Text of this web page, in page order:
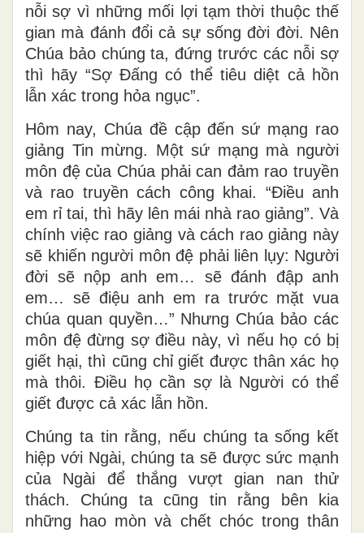
nỗi sợ vì những mối lợi tạm thời thuộc thế
gian mà đánh đổi cả sự sống đời đời. Nên
Chúa bảo chúng ta, đứng trước các nỗi sợ
thì hãy “Sợ Đấng có thể tiêu diệt cả hồn
lẫn xác trong hỏa ngục”.
Hôm nay, Chúa đề cập đến sứ mạng rao
giảng Tin mừng. Một sứ mạng mà người
môn đệ của Chúa phải can đảm rao truyền
và rao truyền cách công khai. “Điều anh
em rỉ tai, thì hãy lên mái nhà rao giảng”. Và
chính việc rao giảng và cách rao giảng này
sẽ khiến người môn đệ phải liên lụy: Người
đời sẽ nộp anh em… sẽ đánh đập anh
em… sẽ điệu anh em ra trước mặt vua
chúa quan quyền…” Nhưng Chúa bảo các
môn đệ đừng sợ điều này, vì nếu họ có bị
giết hại, thì cũng chỉ giết được thân xác họ
mà thôi. Điều họ cần sợ là Người có thể
giết được cả xác lẫn hồn.
Chúng ta tin rằng, nếu chúng ta sống kết
hiệp với Ngài, chúng ta sẽ được sức mạnh
của Ngài để thắng vượt gian nan thử
thách. Chúng ta cũng tin rằng bên kia
những hao mòn và chết chóc trong thân